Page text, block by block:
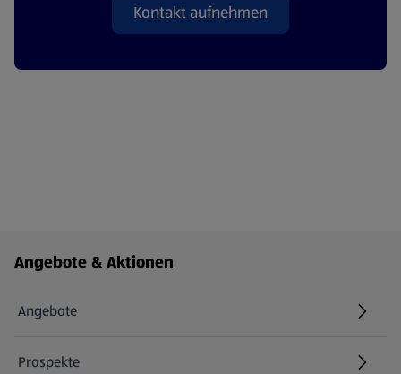
Kontakt aufnehmen
Fußzeilenmenü - weitere Links
Angebote & Aktionen
Angebote
Prospekte